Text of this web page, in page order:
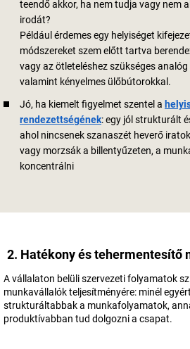
teendő akkor, ha nem tudja vagy nem
irodát?
Például érdemes egy helyiséget
módszereket szem előtt tartva
vagy az ötleteléshez szükséges
valamint kényelmes ülőbútorokkal.
Jó, ha kiemelt figyelmet szentel a
rendezettségének: egy jól strukturált
ahol nincsenek szanaszét heverő
vagy morzsák a billentyűzeten, a
koncentrálni
2. Hatékony és tehermentesítő
A vállalaton belüli szervezeti folyamatok
munkavállalók teljesítményére: minél
strukturáltabbak a munkafolyamatok,
produktívabban tud dolgozni a csapat.